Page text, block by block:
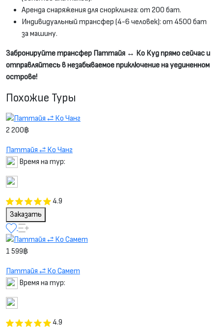
Аренда снаряжения для снорклинга: от 200 бат.
Индивидуальный трансфер (4-6 человек): от 4500 бат
за машину.
Забронируйте трансфер Паттайя ↔ Ко Куд прямо сейчас и
отправляйтесь в незабываемое приключение на уединенном
острове!
Похожие Туры
2 200฿
Паттайя ⥄ Ко Чанг
Время на тур:
4.9
Заказать
1 599฿
Паттайя ⥄ Ко Самет
Время на тур:
4.9